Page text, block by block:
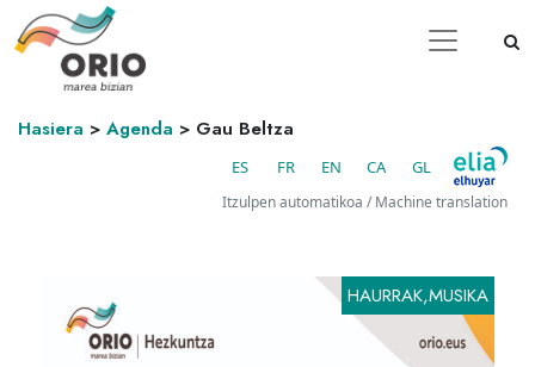
Hasiera > Agenda > Gau Beltza
ES FR EN CA GL
Itzulpen automatikoa / Machine translation
HAURRAK,MUSIKA